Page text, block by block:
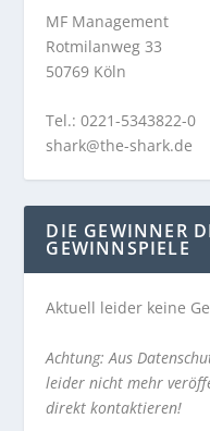
MF Management
Rotmilanweg 33
50769 Köln
Tel.: 0221-5343822-0
shark@the-shark.de
DIE GEWINNER
GEWINNSPIELE
Aktuell leider keine
Achtung: Aus
leider nicht mehr
direkt kontaktieren!